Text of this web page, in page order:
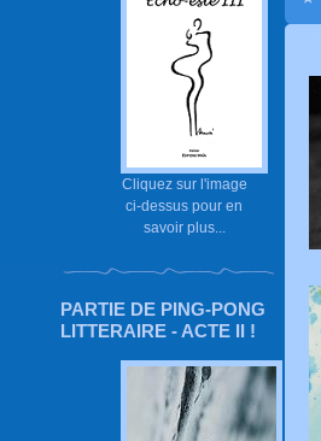
Cliquez sur l'image
ci-dessus pour en
savoir plus...
PARTIE DE PING-PONG
LITTERAIRE - ACTE II !